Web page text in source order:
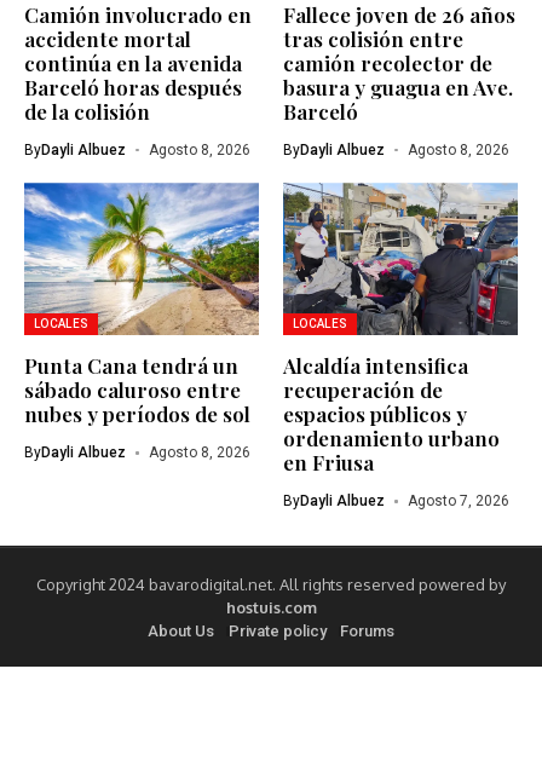
Camión involucrado en
accidente mortal
continúa en la avenida
Barceló horas después
de la colisión
ByDayli Albuez Agosto 8, 2026
Fallece joven de 26 años
tras colisión entre
camión recolector de
basura y guagua en Ave.
Barceló
ByDayli Albuez Agosto 8, 2026
LOCALES
Punta Cana tendrá un
sábado caluroso entre
nubes y períodos de sol
ByDayli Albuez Agosto 8, 2026
LOCALES
Alcaldía intensifica
recuperación de
espacios públicos y
ordenamiento urbano
en Friusa
ByDayli Albuez Agosto 7, 2026
Copyright 2024 bavarodigital.net. All rights reserved powered by
hostuis.com
About Us Private policy Forums